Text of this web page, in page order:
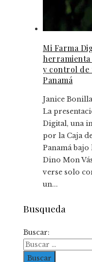
Mi Farma
y control de
Panamá
Janice Bonilla
La
Digital, una
por la Caja
Panamá
Dino Mon
verse solo
un...
Busqueda
Buscar: